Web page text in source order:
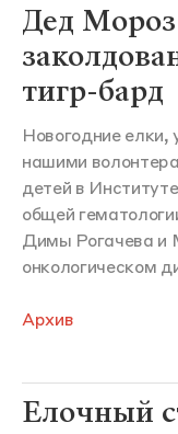
Дед
тигр-бард
Новогодние
нашими
детей в
общей
Димы Рогачева и
онкологическом
Архив
Елочный